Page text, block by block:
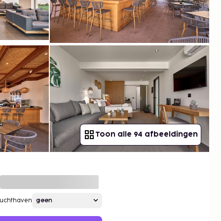
Toon alle 94 afbeeldingen